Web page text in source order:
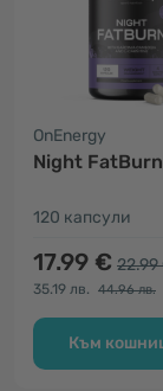
OnEnergy
Night FatBurn
120 капсули
17.99 € 22.99
35.19 лв. 44.96 лв.
Към